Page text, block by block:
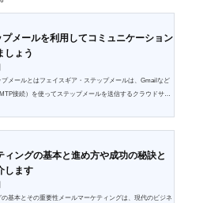
メールを利用してコミュニケーション
しょう
メールとはフェイスギア・ステップメールは、Gmailなど
接続）を使ってステップメールを送信するクラウドサー
にシナリオで決められたステップだけでなく複数のシナリ
ることができます。営業マンが行う...
ィングの基本と進め方や成功の秘訣と
します
基本とその重要性メールマーケティングは、現代のビジネ